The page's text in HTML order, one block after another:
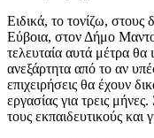
Ειδικά, το τονίζω, στους
Εύβοια, στον Δήμο
τελευταία αυτά μέτρα θα
ανεξάρτητα από το αν
επιχειρήσεις θα έχουν
εργασίας για τρεις
τους εκπαιδευτικούς